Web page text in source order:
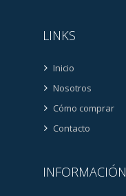
LINKS
Inicio
Nosotros
Cómo comprar
Contacto
INFORMACIÓN